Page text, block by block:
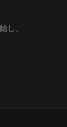
し、